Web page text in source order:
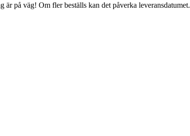
på väg! Om fler beställs kan det påverka leveransdatumet.